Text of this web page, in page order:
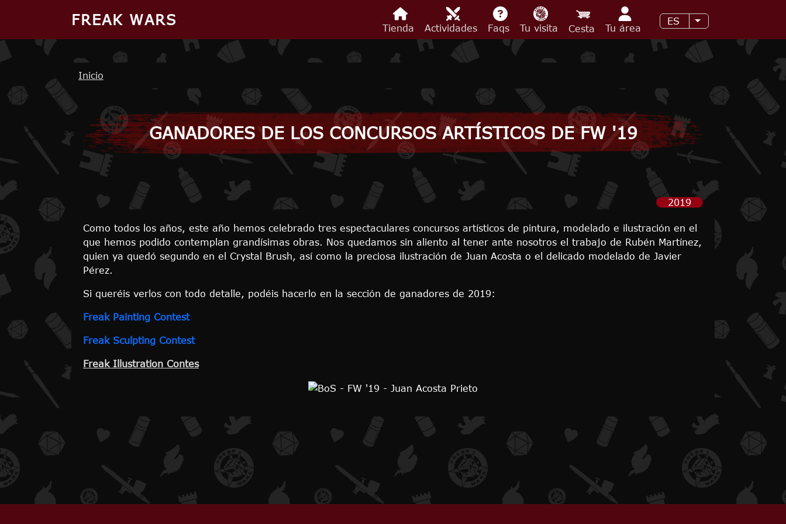
FREAK WARS
Tienda Actividades Faqs Tu visita Cesta Tu área
ES Lista adicional de
Ruta de navegación
Inicio
GANADORES DE LOS CONCURSOS ARTÍSTICOS DE FW '19
2019
Como todos los años, este año hemos celebrado tres espectaculares concursos artísticos de pintura, modelado e ilustración en el
que hemos podido contemplan grandísimas obras. Nos quedamos sin aliento al tener ante nosotros el trabajo de Rubén Martínez,
quien ya quedó segundo en el Crystal Brush, así como la preciosa ilustración de Juan Acosta o el delicado modelado de Javier
Pérez.
Si queréis verlos con todo detalle, podéis hacerlo en la sección de ganadores de 2019:
Freak Painting Contest
Freak Sculpting Contest
Freak Illustration Contes